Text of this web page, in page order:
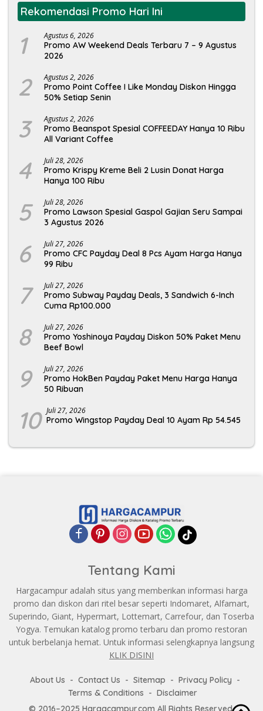
Rekomendasi Promo Hari Ini
1 Agustus 6, 2026
Promo AW Weekend Deals Terbaru 7 – 9 Agustus
2026
2 Agustus 2, 2026
Promo Point Coffee I Like Monday Diskon Hingga
50% Setiap Senin
3 Agustus 2, 2026
Promo Beanspot Spesial COFFEEDAY Hanya 10 Ribu
All Variant Coffee
4 Juli 28, 2026
Promo Krispy Kreme Beli 2 Lusin Donat Harga
Hanya 100 Ribu
5 Juli 28, 2026
Promo Lawson Spesial Gaspol Gajian Seru Sampai
3 Agustus 2026
6 Juli 27, 2026
Promo CFC Payday Deal 8 Pcs Ayam Harga Hanya
99 Ribu
7 Juli 27, 2026
Promo Subway Payday Deals, 3 Sandwich 6-Inch
Cuma Rp100.000
8 Juli 27, 2026
Promo Yoshinoya Payday Diskon 50% Paket Menu
Beef Bowl
9 Juli 27, 2026
Promo HokBen Payday Paket Menu Harga Hanya
50 Ribuan
10 Juli 27, 2026
Promo Wingstop Payday Deal 10 Ayam Rp 54.545
Tentang Kami
Hargacampur adalah situs yang memberikan informasi harga
promo dan diskon dari ritel besar seperti Indomaret, Alfamart,
Superindo, Giant, Hypermart, Lottemart, Carrefour, dan Toserba
Yogya. Temukan katalog promo terbaru dan promo restoran
untuk berbelanja hemat. Untuk informasi selengkapnya langsung
KLIK DISINI
About Us Contact Us Sitemap
Privacy Policy
Terms & Conditions
Disclaimer
© 2016–2025 Hargacampur.com All Rights Reserved.